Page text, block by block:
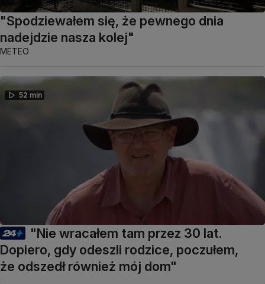
"Spodziewałem się, że pewnego dnia
nadejdzie nasza kolej"
METEO
52 min
"Nie wracałem tam przez 30 lat.
Dopiero, gdy odeszli rodzice, poczułem,
że odszedł również mój dom"